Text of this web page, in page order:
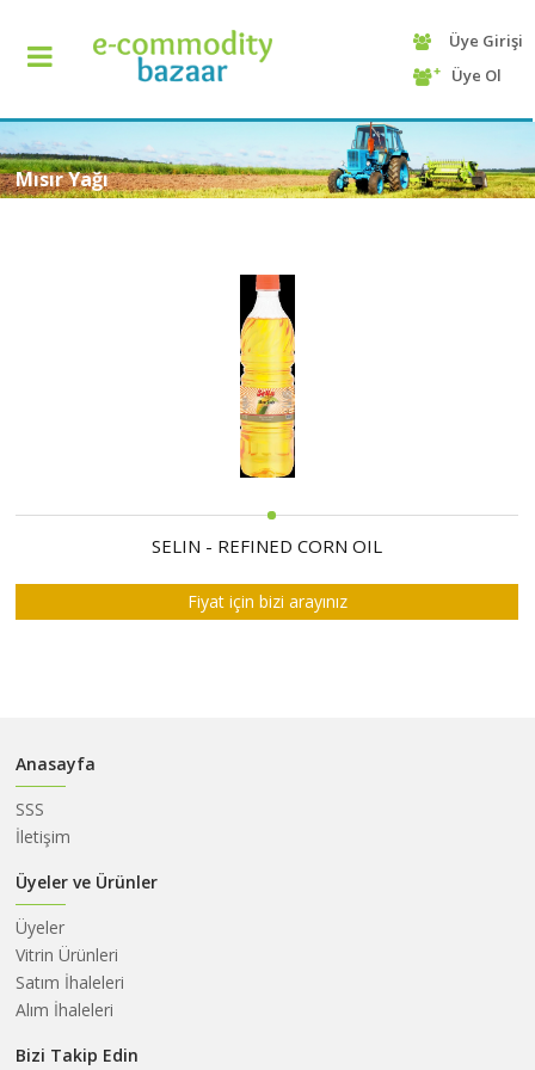
+90
425
13
70
SATIM
DUYURULAR
SSS
İLETİŞİM
Üye Girişi
Üye Ol
Mısır Yağı
SELIN - REFINED CORN OIL
Fiyat için bizi arayınız
Anasayfa
SSS
İletişim
Üyeler ve Ürünler
Üyeler
Vitrin Ürünleri
Satım İhaleleri
Alım İhaleleri
Bizi Takip Edin